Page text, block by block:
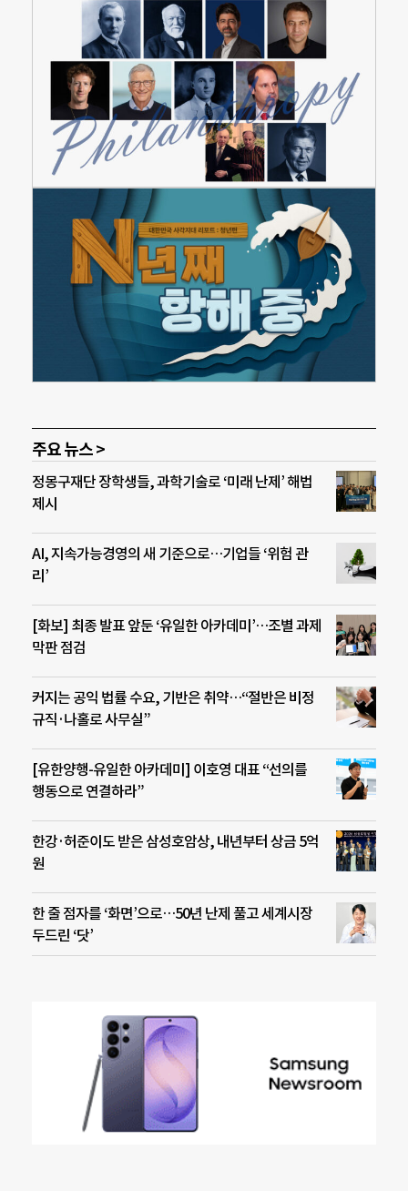
주요 뉴스 >
정몽구재단 장학생들, 과학기술로 ‘미래 난제’ 해법
제시
AI, 지속가능경영의 새 기준으로…기업들 ‘위험 관
리’
[화보] 최종 발표 앞둔 ‘유일한 아카데미’…조별 과제
막판 점검
커지는 공익 법률 수요, 기반은 취약…“절반은 비정
규직·나홀로 사무실”
[유한양행-유일한 아카데미] 이호영 대표 “선의를
행동으로 연결하라”
한강·허준이도 받은 삼성호암상, 내년부터 상금 5억
원
한 줄 점자를 ‘화면’으로…50년 난제 풀고 세계시장
두드린 ‘닷’